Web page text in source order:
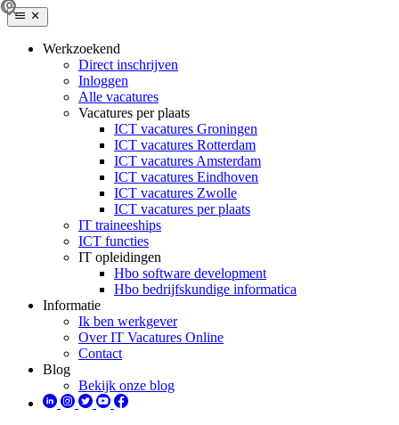
Werkzoekend
Direct inschrijven
Inloggen
Alle vacatures
Vacatures per plaats
ICT vacatures Groningen
ICT vacatures Rotterdam
ICT vacatures Amsterdam
ICT vacatures Eindhoven
ICT vacatures Zwolle
ICT vacatures per plaats
IT traineeships
ICT functies
IT opleidingen
Hbo software development
Hbo bedrijfskundige informatica
Informatie
Ik ben werkgever
Over IT Vacatures Online
Contact
Blog
Bekijk onze blog